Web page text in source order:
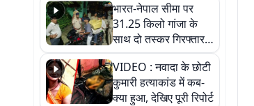
भारत-नेपाल सीमा पर
31.25 किलो गांजा के
साथ दो तस्कर गिरफ्तार,
नेपाली नंबर की बाइक
जब्त
VIDEO : नवादा के छोटी
कुमारी हत्याकांड में कब-
क्या हुआ, देखिए पूरी रिपोर्ट